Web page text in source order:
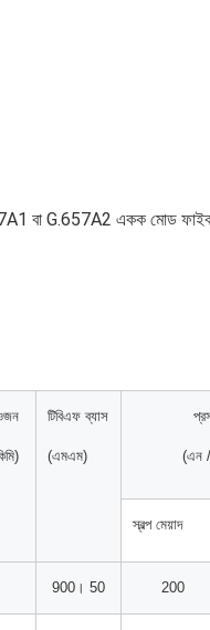
বা G.657A2 একক মোড
টিবিএফ ব্যাস
(এমএম) (এন /
স্বল্প মেয়াদ
900। 50 200